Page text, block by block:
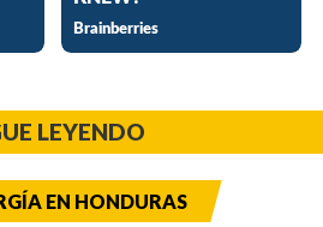
LEYENDO
EN HONDURAS